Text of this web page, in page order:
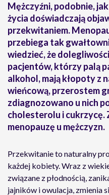
Mężczyźni, podobnie,
życia doświadczają
przekwitaniem.
przebiega tak
wiedzieć, że
pacjentów, którzy palą
alkohol, mają kłopoty z
wieńcową, przerostem
zdiagnozowano u nich
cholesterolu i cukrzycę.
menopauzę u mężczyzn.
Przekwitanie to naturalny
każdej kobiety. Wraz z
związane z płodnością,
jajników i owulacja, zmienia